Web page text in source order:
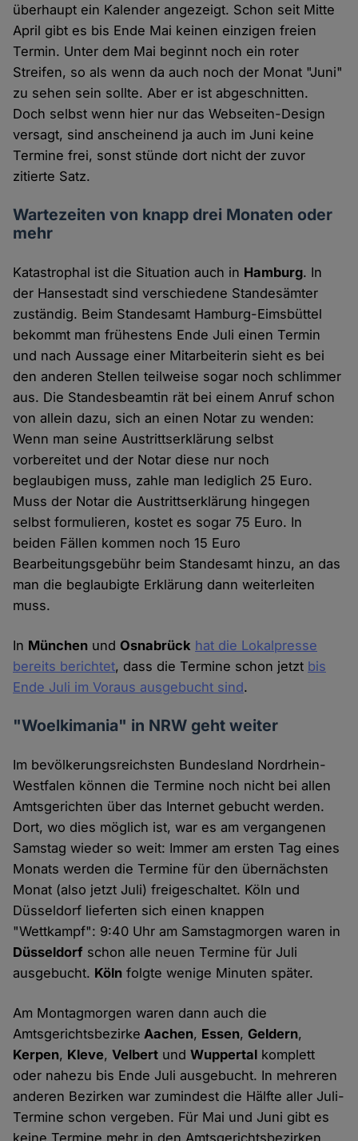
überhaupt ein Kalender angezeigt. Schon seit Mitte
April gibt es bis Ende Mai keinen einzigen freien
Termin. Unter dem Mai beginnt noch ein roter
Streifen, so als wenn da auch noch der Monat "Juni"
zu sehen sein sollte. Aber er ist abgeschnitten.
Doch selbst wenn hier nur das Webseiten-Design
versagt, sind anscheinend ja auch im Juni keine
Termine frei, sonst stünde dort nicht der zuvor
zitierte Satz.
Wartezeiten von knapp drei Monaten oder
mehr
Katastrophal ist die Situation auch in Hamburg. In
der Hansestadt sind verschiedene Standesämter
zuständig. Beim Standesamt Hamburg-Eimsbüttel
bekommt man frühestens Ende Juli einen Termin
und nach Aussage einer Mitarbeiterin sieht es bei
den anderen Stellen teilweise sogar noch schlimmer
aus. Die Standesbeamtin rät bei einem Anruf schon
von allein dazu, sich an einen Notar zu wenden:
Wenn man seine Austrittserklärung selbst
vorbereitet und der Notar diese nur noch
beglaubigen muss, zahle man lediglich 25 Euro.
Muss der Notar die Austrittserklärung hingegen
selbst formulieren, kostet es sogar 75 Euro. In
beiden Fällen kommen noch 15 Euro
Bearbeitungsgebühr beim Standesamt hinzu, an das
man die beglaubigte Erklärung dann weiterleiten
muss.
In München undOsnabrück hat die Lokalpresse
bereits berichtet, dass die Termine schon jetzt bis
Ende Juli im Voraus ausgebucht sind.
"Woelkimania" in NRW geht weiter
Im bevölkerungsreichsten Bundesland Nordrhein-
Westfalen können die Termine noch nicht bei allen
Amtsgerichten über das Internet gebucht werden.
Dort, wo dies möglich ist, war es am vergangenen
Samstag wieder so weit: Immer am ersten Tag eines
Monats werden die Termine für den übernächsten
Monat (also jetzt Juli) freigeschaltet. Köln und
Düsseldorf lieferten sich einen knappen
"Wettkampf": 9:40 Uhr am Samstagmorgen waren in
Düsseldorf schon alle neuen Termine für Juli
ausgebucht. Köln folgte wenige Minuten später.
Am Montagmorgen waren dann auch die
Amtsgerichtsbezirke Aachen, Essen,Geldern,
Kerpen, Kleve,Velbert undWuppertal komplett
oder nahezu bis Ende Juli ausgebucht. In mehreren
anderen Bezirken war zumindest die Hälfte aller Juli-
Termine schon vergeben. Für Mai und Juni gibt es